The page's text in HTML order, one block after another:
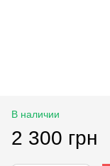
В наличии
2 300 грн